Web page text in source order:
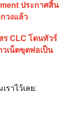
ประกาศสิ้น
วงแล้ว
ร CLC โดนทัวร์
วเน็ตขุดพ่อเป็น
าไว้เลย: